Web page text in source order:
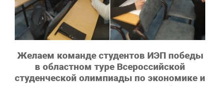
Желаем команде студентов ИЭП победы
в областном туре Всероссийской
студенческой олимпиады по экономике и